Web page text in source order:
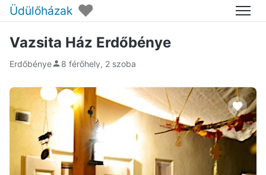
Üdülőházak ♥ Menü
Vazsita Ház Erdőbénye
Erdőbénye 8 férőhely, 2 szoba